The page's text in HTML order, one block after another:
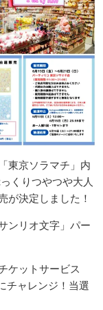
東京ソラマチ」内
くりつやつや大人
が決定しました！
ンリオ文字」パー
ケットサービス
チャレンジ！当選